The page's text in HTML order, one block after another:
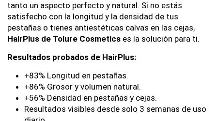
tanto un aspecto perfecto y natural. Si no estás
satisfecho con la longitud y la densidad de tus
pestañas o tienes antiestéticas calvas en las cejas,
HairPlus de Tolure Cosmetics es la solución para ti.
Resultados probados de HairPlus:
+83% Longitud en pestañas.
+86% Grosor y volumen natural.
+56% Densidad en pestañas y cejas.
Resultados visibles desde solo 3 semanas de uso